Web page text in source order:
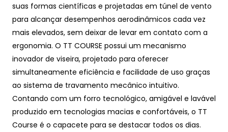
suas formas científicas e projetadas em túnel de vento
para alcançar desempenhos aerodinâmicos cada vez
mais elevados, sem deixar de levar em contato com a
ergonomia. O TT COURSE possui um mecanismo
inovador de viseira, projetado para oferecer
simultaneamente eficiência e facilidade de uso graças
ao sistema de travamento mecânico intuitivo.
Contando com um forro tecnológico, amigável e lavável
produzido em tecnologias macias e confortáveis, o TT
Course é o capacete para se destacar todos os dias.